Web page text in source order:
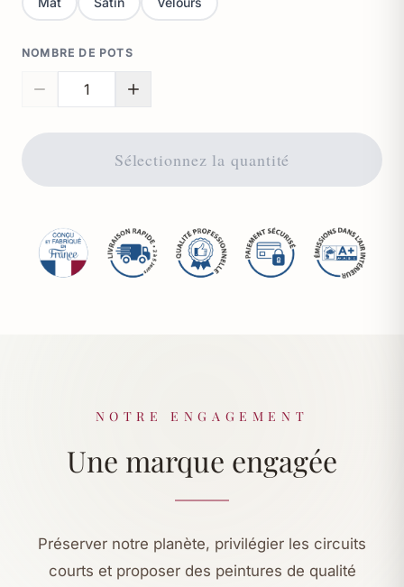
NOMBRE DE POTS
Sélectionnez la quantité
NOTRE ENGAGEMENT
Une marque engagée
Préserver notre planète, privilégier les circuits
courts et proposer des peintures de qualité